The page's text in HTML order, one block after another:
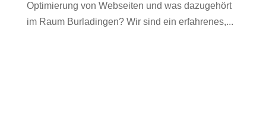
Optimierung von Webseiten und was dazugehört
im Raum Burladingen? Wir sind ein erfahrenes,...